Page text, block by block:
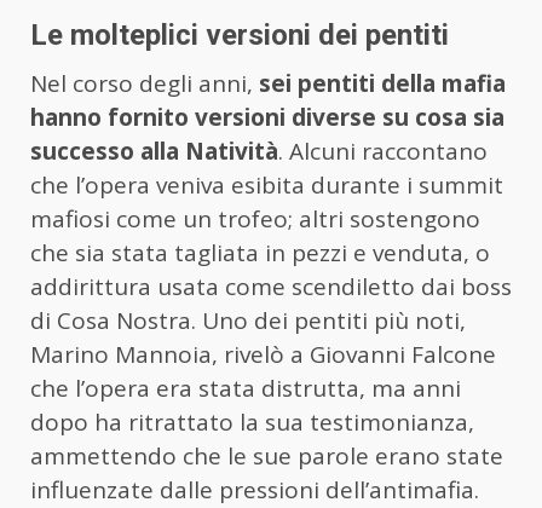
Le molteplici versioni dei pentiti
Nel corso degli anni, sei pentiti della mafia
hanno fornito versioni diverse su cosa sia
successo alla Natività. Alcuni raccontano
che l’opera veniva esibita durante i summit
mafiosi come un trofeo; altri sostengono
che sia stata tagliata in pezzi e venduta, o
addirittura usata come scendiletto dai boss
di Cosa Nostra. Uno dei pentiti più noti,
Marino Mannoia, rivelò a Giovanni Falcone
che l’opera era stata distrutta, ma anni
dopo ha ritrattato la sua testimonianza,
ammettendo che le sue parole erano state
influenzate dalle pressioni dell’antimafia.